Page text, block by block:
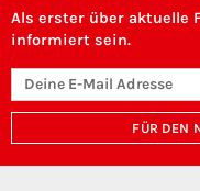
Als erster über aktuelle
informiert sein.
FÜR DEN